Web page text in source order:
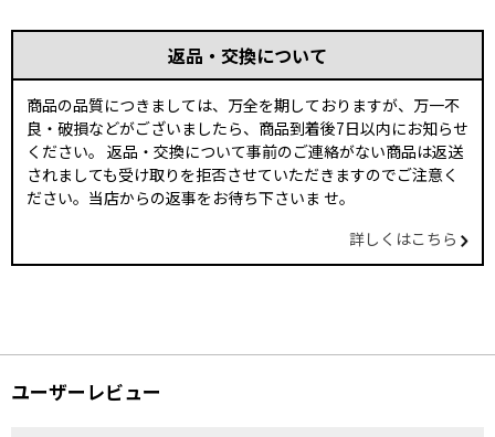
返品・交換について
商品の品質につきましては、万全を期しておりますが、万一不
良・破損などがございましたら、商品到着後7日以内にお知らせ
ください。 返品・交換について事前のご連絡がない商品は返送
されましても受け取りを拒否させていただきますのでご注意く
ださい。当店からの返事をお待ち下さいま せ。
詳しくはこちら
ユーザーレビュー